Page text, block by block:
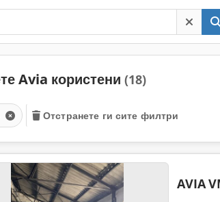
Avia користени (18)
Отстранете ги сите филтри
AVIA